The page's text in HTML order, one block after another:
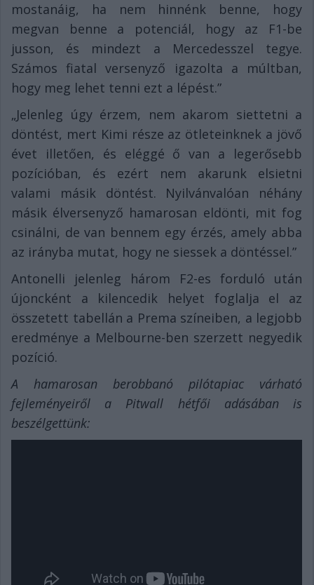
mostanáig, ha nem hinnénk benne, hogy
megvan benne a potenciál, hogy az F1-be
jusson, és mindezt a Mercedesszel tegye.
Számos fiatal versenyző igazolta a múltban,
hogy meg lehet tenni ezt a lépést.”
„Jelenleg úgy érzem, nem akarom siettetni a
döntést, mert Kimi része az ötleteinknek a jövő
évet illetően, és eléggé ő van a legerősebb
pozícióban, és ezért nem akarunk elsietni
valami másik döntést. Nyilvánvalóan néhány
másik élversenyző hamarosan eldönti, mit fog
csinálni, de van bennem egy érzés, amely abba
az irányba mutat, hogy ne siessek a döntéssel.”
Antonelli jelenleg három F2-es forduló után
újoncként a kilencedik helyet foglalja el az
összetett tabellán a Prema színeiben, a legjobb
eredménye a Melbourne-ben szerzett negyedik
pozíció.
A hamarosan berobbanó pilótapiac várható
fejleményeiről a Pitwall hétfői adásában is
beszélgettünk: